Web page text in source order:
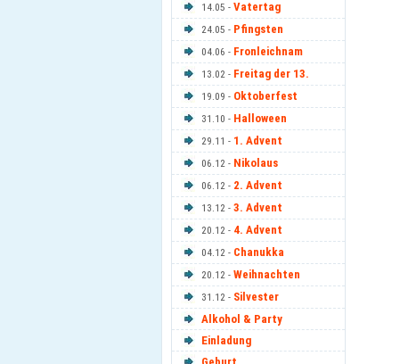
14.05 - Vatertag
24.05 - Pfingsten
04.06 - Fronleichnam
13.02 - Freitag der 13.
19.09 - Oktoberfest
31.10 - Halloween
29.11 - 1. Advent
06.12 - Nikolaus
06.12 - 2. Advent
13.12 - 3. Advent
20.12 - 4. Advent
04.12 - Chanukka
20.12 - Weihnachten
31.12 - Silvester
Alkohol & Party
Einladung